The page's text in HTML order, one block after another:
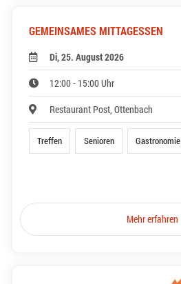
GEMEINSAMES MITTAGESSEN
Di, 25. August 2026
12:00 - 15:00 Uhr
Restaurant Post, Ottenbach
Treffen Senioren Gastronomie
Mehr erfahren